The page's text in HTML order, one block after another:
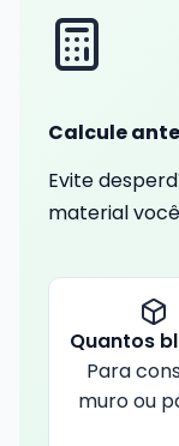
Calcule
Evite
material
Quantos
Para
muro ou